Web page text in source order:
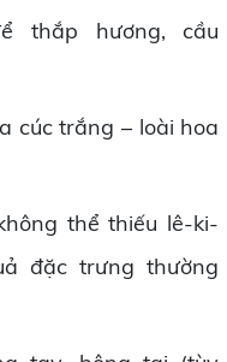
thắp hương, cầu
cúc trắng – loài hoa
thể thiếu lê-ki-
đặc trưng thường